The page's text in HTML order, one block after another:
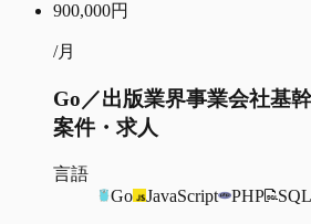
900,000円
/月
Go／出版業界事業会社基
案件・求人
言語
Go
JavaScript PHP SQL